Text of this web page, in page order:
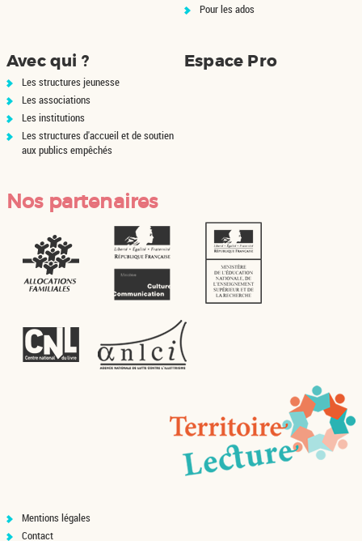
Pour les ados
Avec qui ?
Les structures jeunesse
Les associations
Les institutions
Les structures d'accueil et de soutien
aux publics empêchés
Espace Pro
Nos partenaires
Mentions légales
Contact